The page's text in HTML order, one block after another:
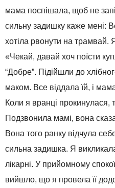
мама поспішала, щоб не
сильну задишку каже мені:
хотіла рвонути на трамвай.
«Чекай, давай хоч поїсти
“Добре”. Підійшли до
маком. Все віддала їй, і
Коли я вранці прокинулася,
Подзвонила мамі, вона
Вона того ранку відчула
сильна задишка. Я
лікарні. У прийомному
вийшло, що я провела її